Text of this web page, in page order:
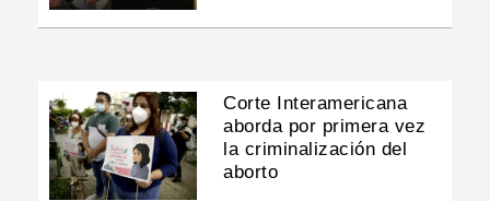
Corte Interamericana
aborda por primera vez
la criminalización del
aborto